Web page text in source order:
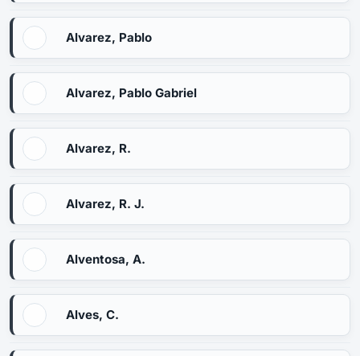
Alvarez, Pablo
Alvarez, Pablo Gabriel
Alvarez, R.
Alvarez, R. J.
Alventosa, A.
Alves, C.